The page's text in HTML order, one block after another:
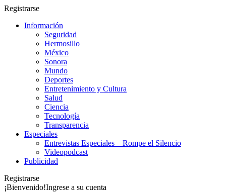
Registrarse
Información
Seguridad
Hermosillo
México
Sonora
Mundo
Deportes
Entretenimiento y Cultura
Salud
Ciencia
Tecnología
Transparencia
Especiales
Entrevistas Especiales – Rompe el Silencio
Videopodcast
Publicidad
Registrarse
¡Bienvenido!Ingrese a su cuenta